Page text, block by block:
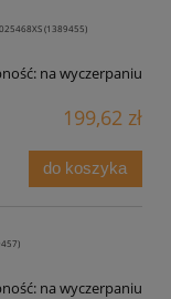
(1389455)
na wyczerpaniu
199,62 zł
do koszyka
na wyczerpaniu